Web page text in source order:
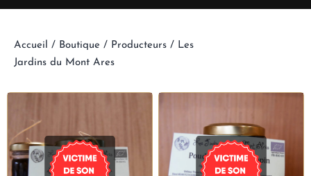
Accueil / Boutique / Producteurs / Les
Jardins du Mont Ares